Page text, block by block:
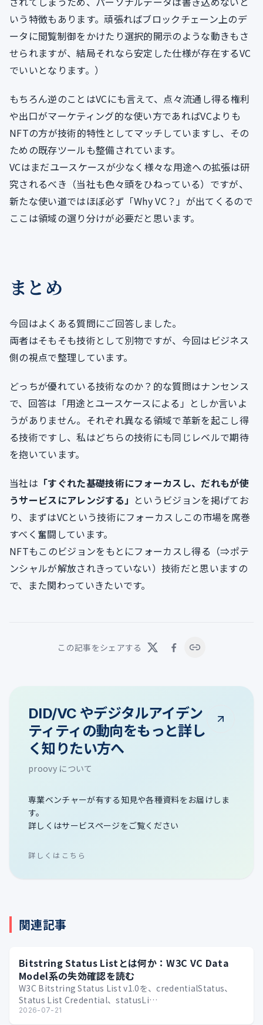
いう特徴もあります。頑張ればブロックチェーン上のデ
ータに閲覧制御をかけたり選択的開示のような動きもさ
せられますが、結局それなら安定した仕様が存在するVC
でいいとなります。）
もちろん逆のことはVCにも言えて、点々流通し得る権利
や出口がマーケティング的な使い方であればVCよりも
NFTの方が技術的特性としてマッチしていますし、その
ための既存ツールも整備されています。
VCはまだユースケースが少なく様々な用途への拡張は研
究されるべき（当社も色々頭をひねっている）ですが、
新たな使い道ではほぼ必ず「Why VC？」が出てくるので
ここは領域の選り分けが必要だと思います。
まとめ
今回はよくある質問にご回答しました。
両者はそもそも技術として別物ですが、今回はビジネス
側の視点で整理しています。
どっちが優れている技術なのか？的な質問はナンセンス
で、回答は「用途とユースケースによる」としか言いよ
うがありません。それぞれ異なる領域で革新を起こし得
る技術ですし、私はどちらの技術にも同じレベルで期待
を抱いています。
当社は 「すぐれた基礎技術にフォーカスし、だれもが使
うサービスにアレンジする」 というビジョンを掲げてお
り、まずはVCという技術にフォーカスしこの市場を席巻
すべく奮闘しています。
NFTもこのビジョンをもとにフォーカスし得る（⇒ポテ
ンシャルが解放されきっていない）技術だと思いますの
で、また関わっていきたいです。
この記事をシェアする
DID/VC やデジタルアイデン
ティティの動向をもっと詳し
く知りたい方へ
proovy について
専業ベンチャーが有する知見や各種資料をお届けしま
す。
詳しくはサービスページをご覧ください
詳しくはこちら
関連記事
Bitstring Status Listとは何か：W3C VC Data
Model系の失効確認を読む
W3C Bitstring Status List v1.0を、credentialStatus、
Status List Credential、statusLi…
2026-07-21